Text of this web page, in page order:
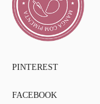
PINTEREST
FACEBOOK